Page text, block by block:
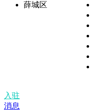
薛城区
入驻
消息